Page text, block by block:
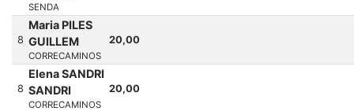
SENDA
8
Maria PILES
GUILLEM
CORRECAMINOS
20,00
8
Elena SANDRI
SANDRI
CORRECAMINOS
20,00